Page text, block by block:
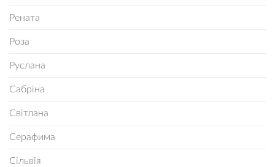
Рената
Роза
Руслана
Сабріна
Світлана
Серафима
Сільвія